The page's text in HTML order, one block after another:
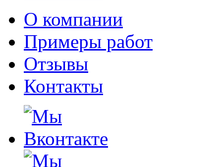
О компании
Примеры работ
Отзывы
Контакты